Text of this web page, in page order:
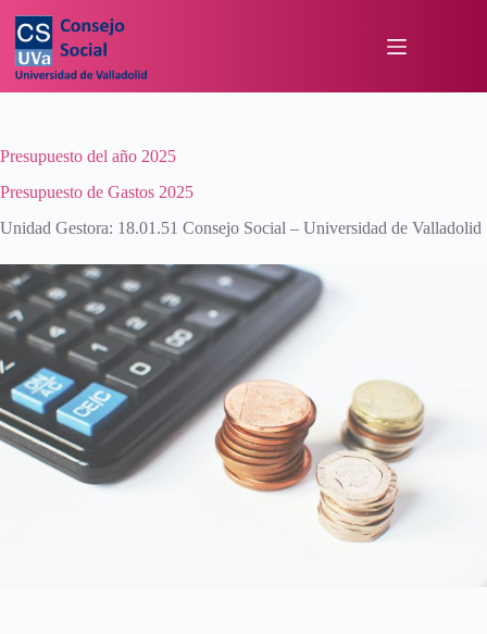
Presupuesto del año 2025
Presupuesto de Gastos 2025
Unidad Gestora: 18.01.51 Consejo Social – Universidad de Valladolid